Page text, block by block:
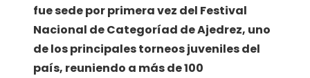
fue sede por primera vez del Festival
Nacional de Categoríad de Ajedrez, uno
de los principales torneos juveniles del
país, reuniendo a más de 100